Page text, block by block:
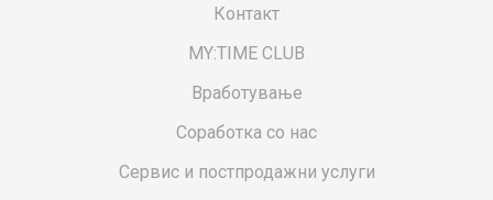
Контакт
MY:TIME CLUB
Вработување
Соработка со нас
Сервис и постпродажни услуги